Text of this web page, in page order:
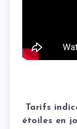
Tarifs
étoiles en